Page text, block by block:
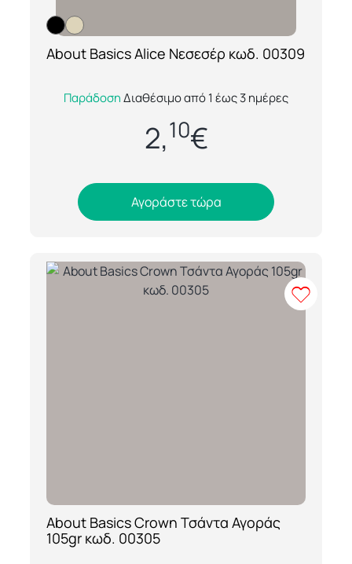
[ti_wishlists_addtowishlist loop=yes]
About Basics Alice Νεσεσέρ κωδ. 00309
Το Νεσεσέρ με κωδ. 00309 είναι η ιδανική
επιλογή για όσους αναζητούν ένα πρακτικό
και κομψό αξεσουάρ οργάνωσης. Με μοντ...
ΠαράδοσηΔιαθέσιμο από 1 έως 3 ημέρες
2,10€
Αγοράστε τώρα
[ti_wishlists_addtowishlist loop=yes]
About Basics Crown Τσάντα Αγοράς
105gr κωδ. 00305